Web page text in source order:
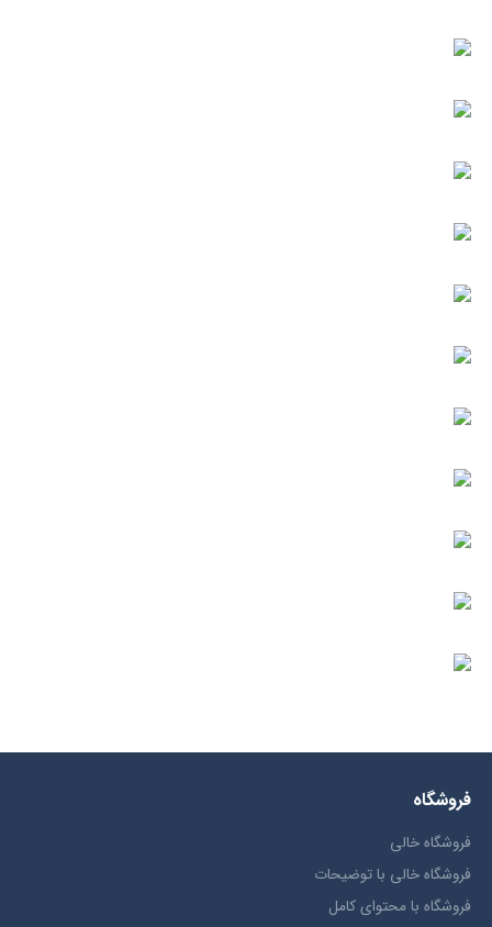
فروشگاه
فروشگاه خالی
فروشگاه خالی با توضیحات
فروشگاه با محتوای کامل